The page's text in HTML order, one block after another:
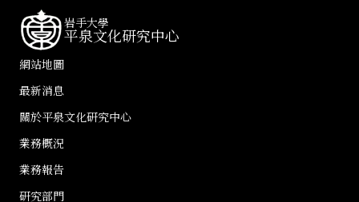
岩手大學
平泉文化研究中心
網站地圖
最新消息
關於平泉文化研究中心
業務概況
業務報告
研究部門